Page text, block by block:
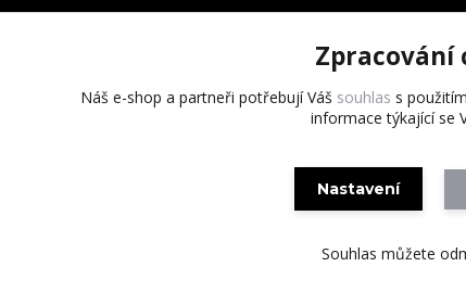
Copyright 2020
Zpracování
Náš e-shop a partneři potřebují Váš souhlas s
informace týkající se
Nastavení
Souhlas můžete